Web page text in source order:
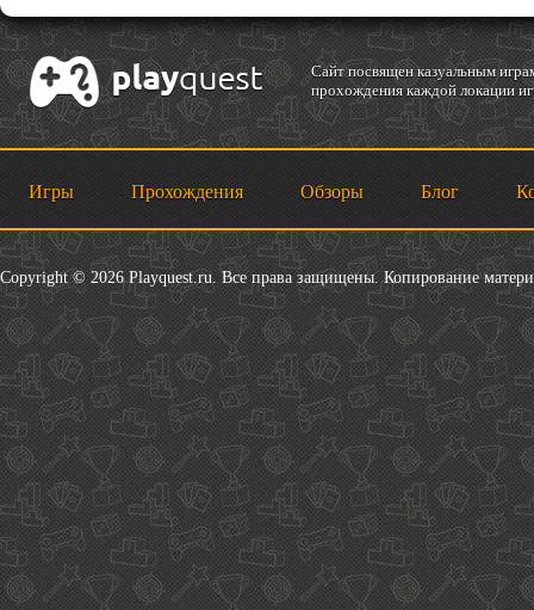
Cайт посвящен казуальным
прохождения каждой локации
Игры Прохождения Обзоры Блог
Copyright © 2026 Playquest.ru. Все права защищены. Копирование